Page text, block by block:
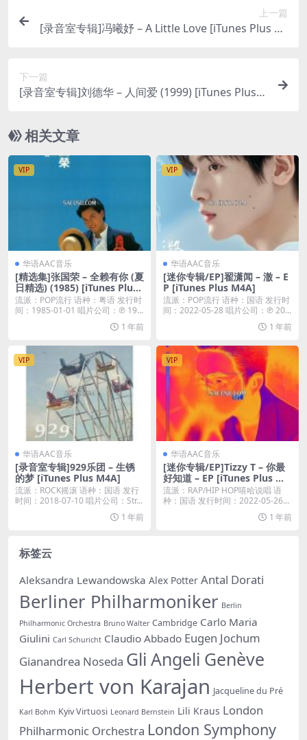
上一篇
[录音室专辑]冯曦妤 – A Little Love [iTunes Plus AA
下一篇
[录音室专辑]刘德华 – 人间爱 (1999) [iTunes Plus
相关文章
VIP
华语AAC音乐
[精选集]张国荣 – 全赖有你 (夏
日精选) (1985) [iTunes Plus
M4A]
流派：POP流行 语种：粤语 发行时
间：1985-01-01 唱片公司：℗ 19...
1 年前
VIP
华语AAC音乐
[迷你专辑/EP]翟潇闻 – 澈 – E
P [iTunes Plus M4A]
流派：POP流行 语种：国语 发行时
间：2022-05-28 唱片公司：℗ 20...
1 年前
VIP
华语AAC音乐
[录音室专辑]929乐团 – 生锈
的梦 [iTunes Plus M4A]
流派：ROCK摇滚 语种：国语 发行
时间：2018-07-10 唱片公司：Str...
1 年前
VIP
华语AAC音乐
[迷你专辑/EP]Tizzy T – 你最
好知道 – EP [iTunes Plus M4
A]
流派：RAP/HIP HOP嘻哈说唱 语
种：国语 发行时间：2022-05-26...
1 年前
标签云
Aleksandra Lewandowska Alex Potter Antal Dorati
Berliner Philharmoniker Berlin
Philharmonic Orchestra Bruno Walter Cambridge Carlo Maria
Giulini Carl Schuricht Claudio Abbado Eugen Jochum
Gianandrea Noseda Gli Angeli Genève
Herbert von Karajan Jacqueline du Pré
Karl Bohm Kyiv Virtuosi Leonard Bernstein Lili Kraus London
Philharmonic Orchestra London Symphony